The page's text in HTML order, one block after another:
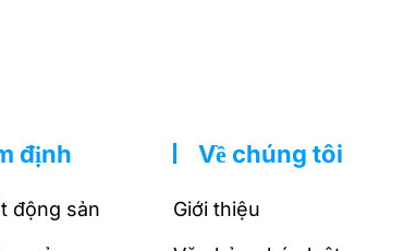
định
động sản
Về chúng tôi
Giới thiệu